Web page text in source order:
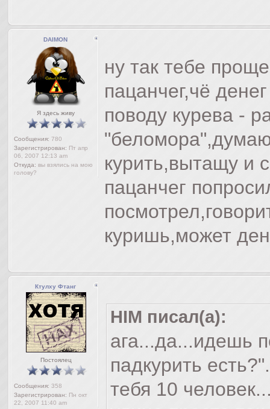
DAIMON
Я здесь живу
Сообщения: 780
Зарегистрирован: Пт апр
06, 2007 12:13 am
Откуда: вы взялись на мою
голову?
ну так тебе
пацанчег,чё
поводу курева -
курить,вытащу и
пацанчег
куришь,может
Ктулху Фтанг
Постоялец
Сообщения: 358
Зарегистрирован: Пн окт
22, 2007 11:40 am
HIM писал(а):
ага...да...идешь
падкурить
тебя 10